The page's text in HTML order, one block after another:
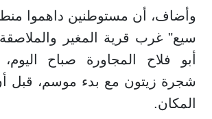
وأضاف، أن مستوطنين داهموا
سيع" غرب قرية المغير
شجرة زيتون مع بدء موسم، قبل
المكان.